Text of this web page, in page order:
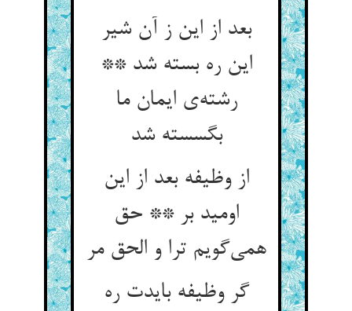
بعد از این ز آن شیر
این ره بسته شد **
رشته‌‌ی ایمان ما
بگسسته شد
از وظیفه بعد از این
اومید بر ** حق
همی‌‌گویم ترا و الحق مر
گر وظیفه بایدت ره